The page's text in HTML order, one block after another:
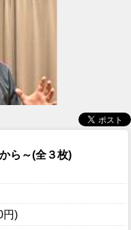
ら～(全３枚)
円)